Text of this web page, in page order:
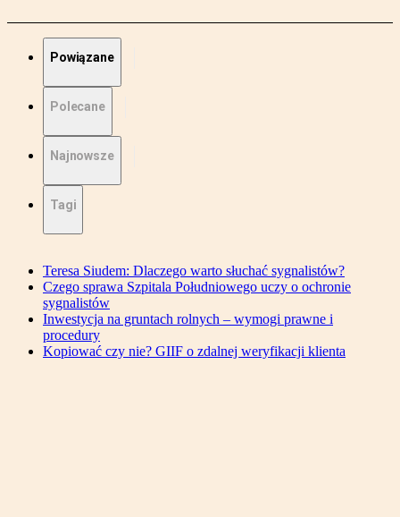
Powiązane
Polecane
Najnowsze
Tagi
Teresa Siudem: Dlaczego warto słuchać sygnalistów?
Czego sprawa Szpitala Południowego uczy o ochronie
sygnalistów
Inwestycja na gruntach rolnych – wymogi prawne i
procedury
Kopiować czy nie? GIIF o zdalnej weryfikacji klienta